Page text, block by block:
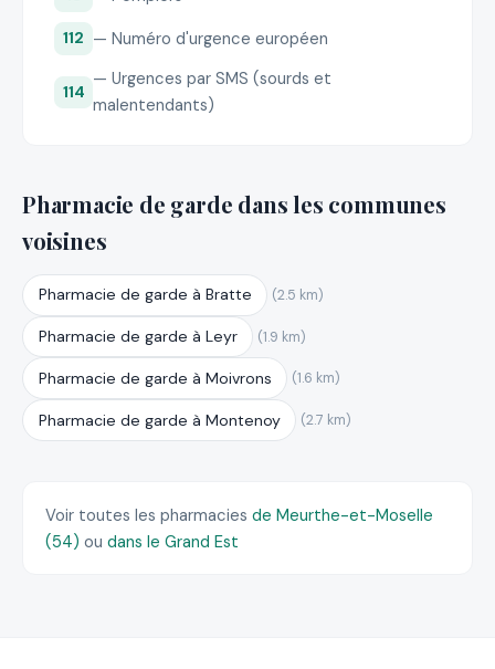
112 — Numéro d'urgence européen
114
— Urgences par SMS (sourds et
malentendants)
Pharmacie de garde dans les communes
voisines
Pharmacie de garde à Bratte (2.5 km)
Pharmacie de garde à Leyr (1.9 km)
Pharmacie de garde à Moivrons (1.6 km)
Pharmacie de garde à Montenoy (2.7 km)
Voir toutes les pharmacies de Meurthe-et-Moselle
(54) ou dans le Grand Est